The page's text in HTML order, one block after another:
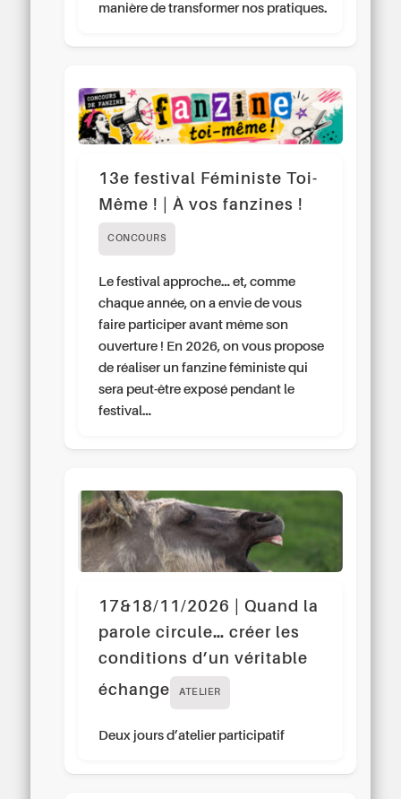
manière de transformer nos pratiques.
13e festival Féministe Toi-
Même ! | À vos fanzines !
CONCOURS
Le festival approche… et, comme
chaque année, on a envie de vous
faire participer avant même son
ouverture ! En 2026, on vous propose
de réaliser un fanzine féministe qui
sera peut-être exposé pendant le
festival…
17&18/11/2026 | Quand la
parole circule… créer les
conditions d’un véritable
échange
ATELIER
Deux jours d’atelier participatif